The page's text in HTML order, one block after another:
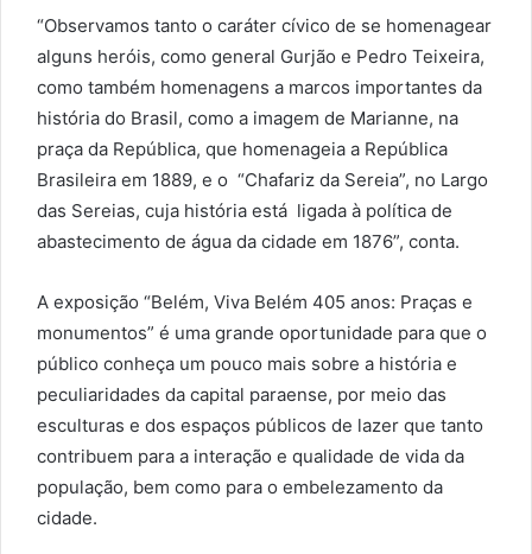
“Observamos tanto o caráter cívico de se homenagear
alguns heróis, como general Gurjão e Pedro Teixeira,
como também homenagens a marcos importantes da
história do Brasil, como a imagem de Marianne, na
praça da República, que homenageia a República
Brasileira em 1889, e o “Chafariz da Sereia”, no Largo
das Sereias, cuja história está ligada à política de
abastecimento de água da cidade em 1876”, conta.
A exposição “Belém, Viva Belém 405 anos: Praças e
monumentos” é uma grande oportunidade para que o
público conheça um pouco mais sobre a história e
peculiaridades da capital paraense, por meio das
esculturas e dos espaços públicos de lazer que tanto
contribuem para a interação e qualidade de vida da
população, bem como para o embelezamento da
cidade.